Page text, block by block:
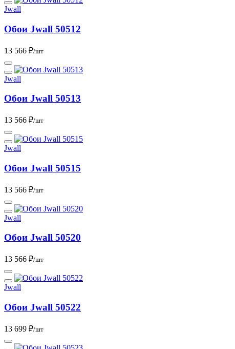
Jwall
Обои Jwall 50512
13 566 ₽/шт
Jwall
Обои Jwall 50513
13 566 ₽/шт
Jwall
Обои Jwall 50515
13 566 ₽/шт
Jwall
Обои Jwall 50520
13 566 ₽/шт
Jwall
Обои Jwall 50522
13 699 ₽/шт